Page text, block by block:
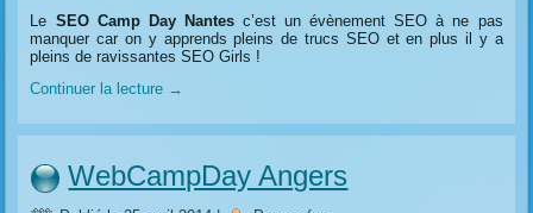
Le SEO Camp Day Nantesc’est un évènement SEO à ne pas
manquer car on y apprends pleins de trucs SEO et en plus il y a
pleins de ravissantes SEO Girls !
Continuer la lecture →
WebCampDay Angers